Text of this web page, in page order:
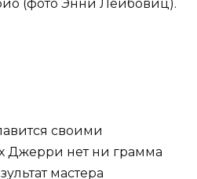
(фото Энни Лейбовиц).
своими
Джерри нет ни грамма
мастера